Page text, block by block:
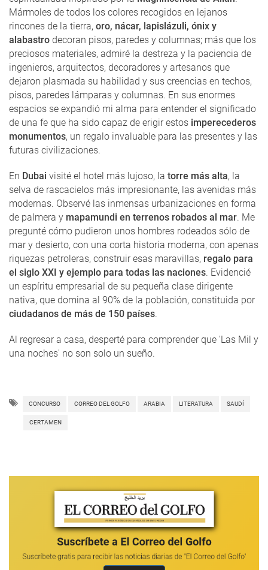
Mármoles de todos los colores recogidos en lejanos
rincones de la tierra, oro, nácar, lapislázuli, ónix y
alabastro decoran pisos, paredes y columnas; más que los
preciosos materiales, admiré la destreza y la paciencia de
ingenieros, arquitectos, decoradores y artesanos que
dejaron plasmada su habilidad y sus creencias en techos,
pisos, paredes lámparas y columnas. En sus enormes
espacios se expandió mi alma para entender el significado
de una fe que ha sido capaz de erigir estos imperecederos
monumentos, un regalo invaluable para las presentes y las
futuras civilizaciones.
En Dubai visité el hotel más lujoso, la torre más alta, la
selva de rascacielos más impresionante, las avenidas más
modernas. Observé las inmensas urbanizaciones en forma
de palmera y mapamundi en terrenos robados al mar. Me
pregunté cómo pudieron unos hombres rodeados sólo de
mar y desierto, con una corta historia moderna, con apenas
riquezas petroleras, construir esas maravillas, regalo para
el siglo XXI y ejemplo para todas las naciones. Evidencié
un espíritu empresarial de su pequeña clase dirigente
nativa, que domina al 90% de la población, constituida por
ciudadanos de más de 150 países.
Al regresar a casa, desperté para comprender que 'Las Mil y
una noches' no son solo un sueño.
CONCURSO CORREO DEL GOLFO ARABIA LITERATURA SAUDÍ
CERTAMEN